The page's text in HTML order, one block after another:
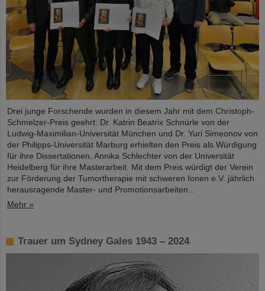
Drei junge Forschende wurden in diesem Jahr mit dem Christoph-
Schmelzer-Preis geehrt: Dr. Katrin Beatrix Schnürle von der
Ludwig-Maximilian-Universität München und Dr. Yuri Simeonov von
der Philipps-Universität Marburg erhielten den Preis als Würdigung
für ihre Dissertationen, Annika Schlechter von der Universität
Heidelberg für ihre Masterarbeit. Mit dem Preis würdigt der Verein
zur Förderung der Tumortherapie mit schweren Ionen e.V. jährlich
herausragende Master- und Promotionsarbeiten...
Mehr »
Trauer um Sydney Gales 1943 – 2024